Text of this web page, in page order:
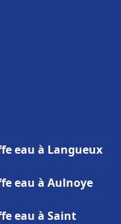
eau à Langueux
eau à Aulnoye
eau à Saint